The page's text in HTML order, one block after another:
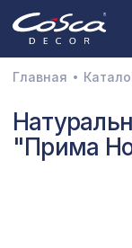
3D орнамент
Главная
"Прима